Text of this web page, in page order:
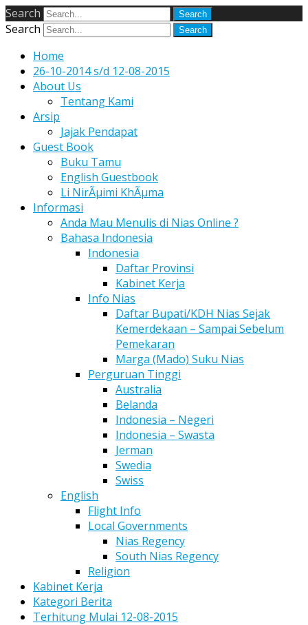
Search
Search
Home
26-10-2014 s/d 12-08-2015
About Us
Tentang Kami
Arsip
Jajak Pendapat
Guest Book
Buku Tamu
English Guestbook
Li NirÃµimi KhÃµma
Informasi
Anda Mau Menulis di Nias Online ?
Bahasa Indonesia
Indonesia
Daftar Provinsi
Kabinet Kerja
Info Nias
Daftar Bupati/KDH Nias Sejak
Kemerdekaan – Sampai Sebelum
Pemekaran
Marga (Mado) Suku Nias
Perguruan Tinggi
Australia
Belanda
Indonesia – Negeri
Indonesia – Swasta
Jerman
Swedia
Swiss
English
Flight Info
Local Governments
Nias Regency
South Nias Regency
Religion
Kabinet Kerja
Kategori Berita
Terhitung Mulai 12-08-2015